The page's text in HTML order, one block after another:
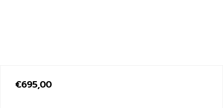
€695,00